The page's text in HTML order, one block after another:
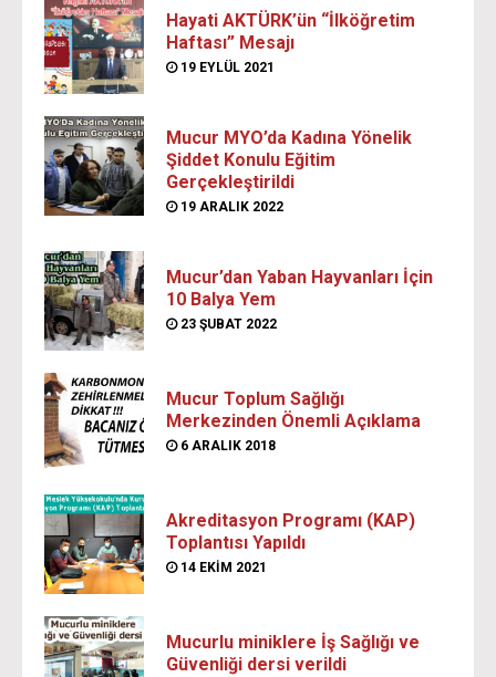
Hayati AKTÜRK’ün “İlköğretim
Haftası” Mesajı
19 EYLÜL 2021
Mucur MYO’da Kadına Yönelik
Şiddet Konulu Eğitim
Gerçekleştirildi
19 ARALIK 2022
Mucur’dan Yaban Hayvanları İçin
10 Balya Yem
23 ŞUBAT 2022
Mucur Toplum Sağlığı
Merkezinden Önemli Açıklama
6 ARALIK 2018
Akreditasyon Programı (KAP)
Toplantısı Yapıldı
14 EKIM 2021
Mucurlu miniklere İş Sağlığı ve
Güvenliği dersi verildi